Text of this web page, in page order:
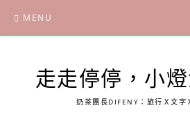
content
MENU
走走停停，小
奶茶團長DIFENY：旅行Ｘ文字